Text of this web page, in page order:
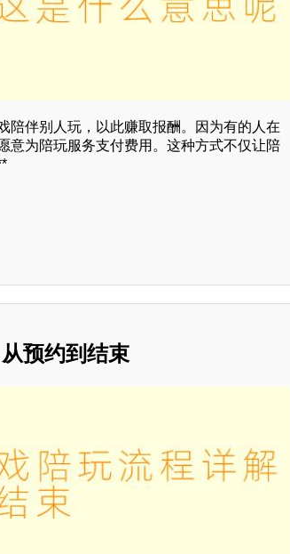
陪伴别人玩，以此赚取报酬。因为有的人在
意为陪玩服务支付费用。这种方式不仅让陪
预约到结束